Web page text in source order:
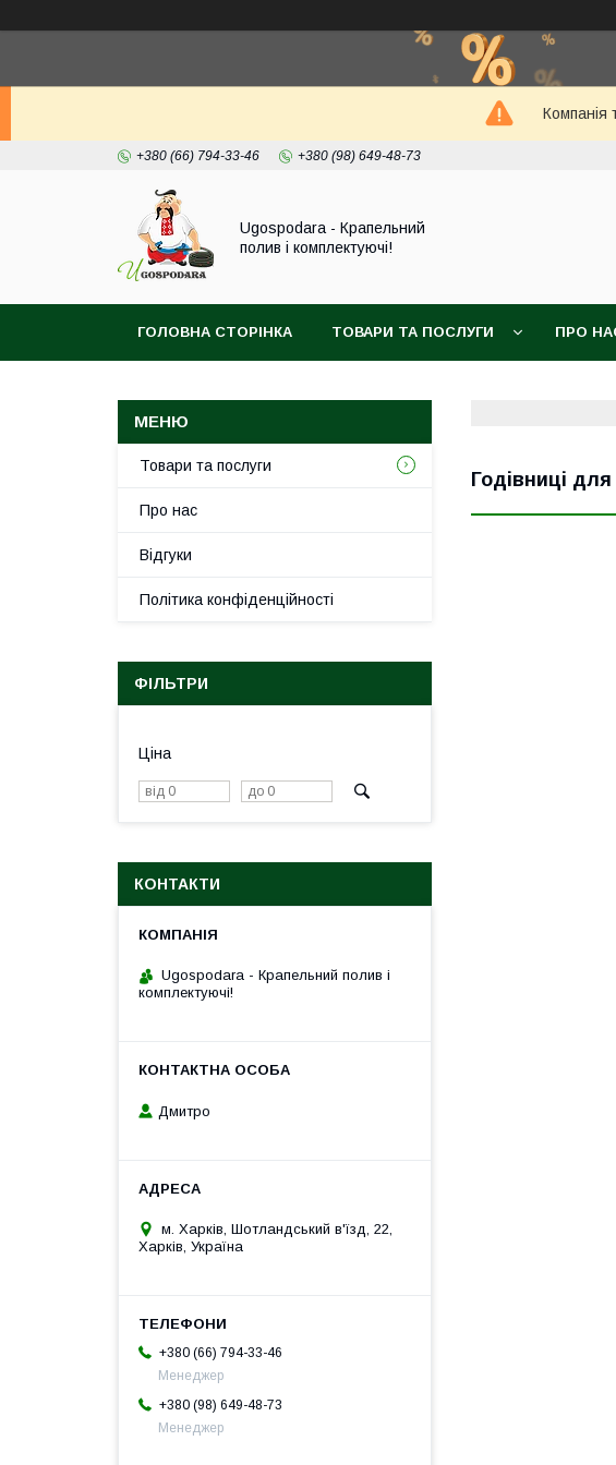
Компанія
+380 (66) 794-33-46 +380 (98) 649-48-73
Ugospodara - Крапельний
полив і комплектуючі!
ГОЛОВНА СТОРІНКА ТОВАРИ ТА ПОСЛУГИ ПРО
Годівниці для
Товари та послуги
Про нас
Відгуки
Політика конфіденційності
ФІЛЬТРИ
Ціна
КОНТАКТИ
Ugospodara - Крапельний полив і
комплектуючі!
Дмитро
м. Харків, Шотландський в'їзд, 22,
Харків, Україна
+380 (66) 794-33-46
Менеджер
+380 (98) 649-48-73
Менеджер